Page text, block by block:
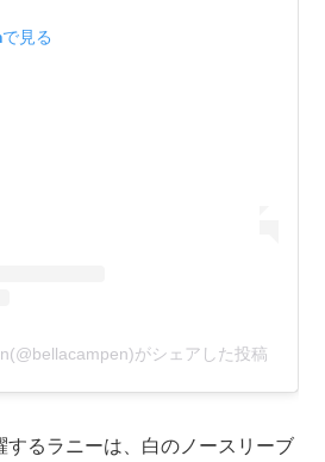
見る
がシェアした投稿
するラニーは、白のノースリーブ